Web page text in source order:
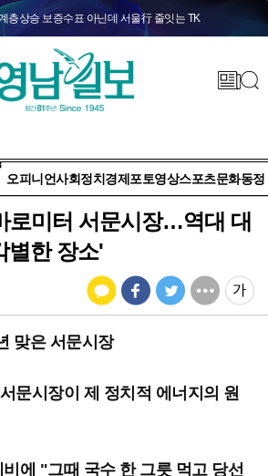
계층상승 보증수표 아닌데 서울行 줄잇는 TK
오피니언사회정치 경제 포토영상스포츠문화동정
로미터 서문시장…역대 대
별한 장소'
맞은 서문시장
문시장이 제 정치적 에너지의 원
에 "그때 국수 한 그릇 먹고 당선